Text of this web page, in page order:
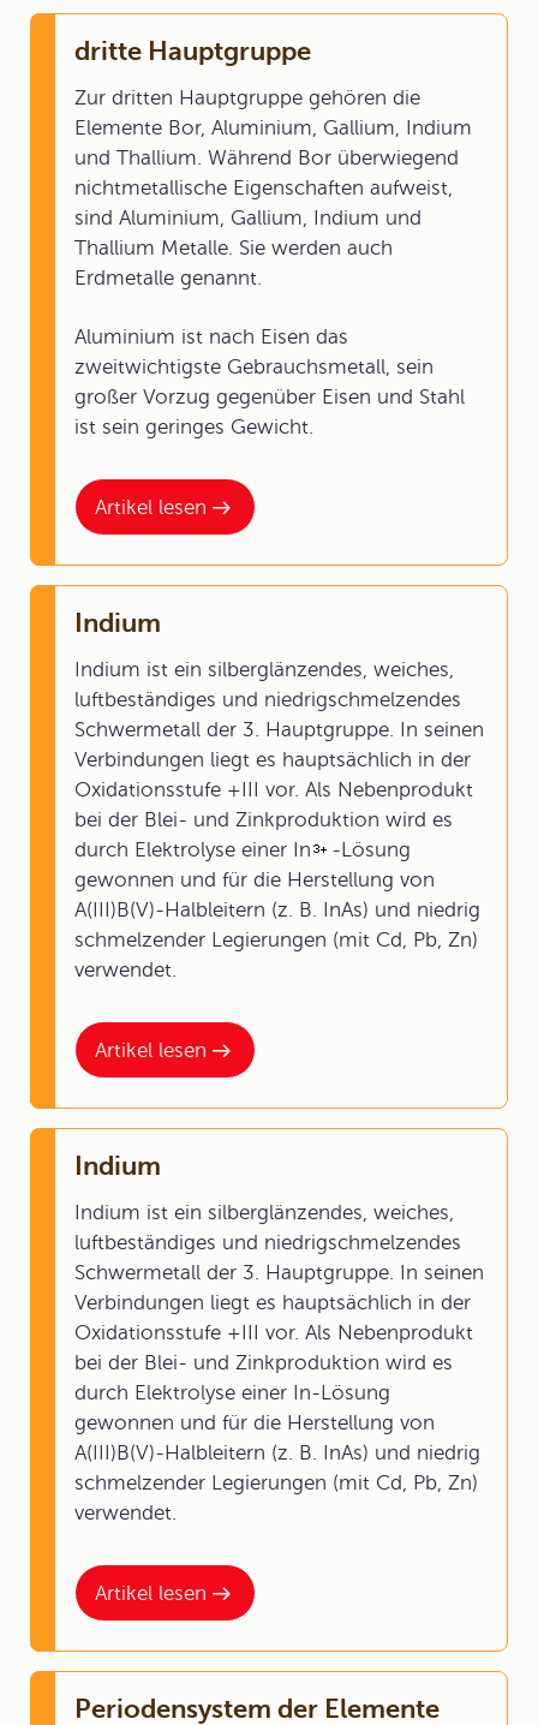
Artikel lesen
dritte Hauptgruppe
Zur dritten Hauptgruppe gehören die
Elemente Bor, Aluminium, Gallium, Indium
und Thallium. Während Bor überwiegend
nichtmetallische Eigenschaften aufweist,
sind Aluminium, Gallium, Indium und
Thallium Metalle. Sie werden auch
Erdmetalle genannt.
Aluminium ist nach Eisen das
zweitwichtigste Gebrauchsmetall, sein
großer Vorzug gegenüber Eisen und Stahl
ist sein geringes Gewicht.
Artikel lesen
Indium
Indium ist ein silberglänzendes, weiches,
luftbeständiges und niedrigschmelzendes
Schwermetall der 3. Hauptgruppe. In seinen
Verbindungen liegt es hauptsächlich in der
Oxidationsstufe +III vor. Als Nebenprodukt
bei der Blei- und Zinkproduktion wird es
durch Elektrolyse einer In
-Lösung
gewonnen und für die Herstellung von
A(III)B(V)-Halbleitern (z. B. InAs) und niedrig
schmelzender Legierungen (mit Cd, Pb, Zn)
verwendet.
Artikel lesen
Indium
Indium ist ein silberglänzendes, weiches,
luftbeständiges und niedrigschmelzendes
Schwermetall der 3. Hauptgruppe. In seinen
Verbindungen liegt es hauptsächlich in der
Oxidationsstufe +III vor. Als Nebenprodukt
bei der Blei- und Zinkproduktion wird es
durch Elektrolyse einer In-Lösung
gewonnen und für die Herstellung von
A(III)B(V)-Halbleitern (z. B. InAs) und niedrig
schmelzender Legierungen (mit Cd, Pb, Zn)
verwendet.
Periodensystem der Elemente